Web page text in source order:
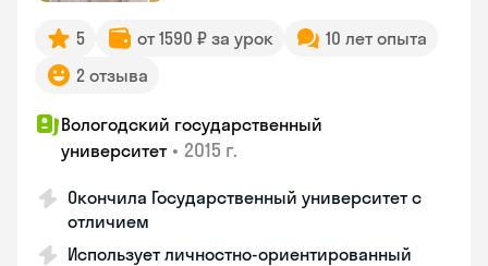
5 от 1590 ₽ за урок
10 лет опыта
2 отзыва
Вологодский государственный
университет • 2015 г.
Окончила Государственный университет с
отличием
Использует личностно-ориентированный